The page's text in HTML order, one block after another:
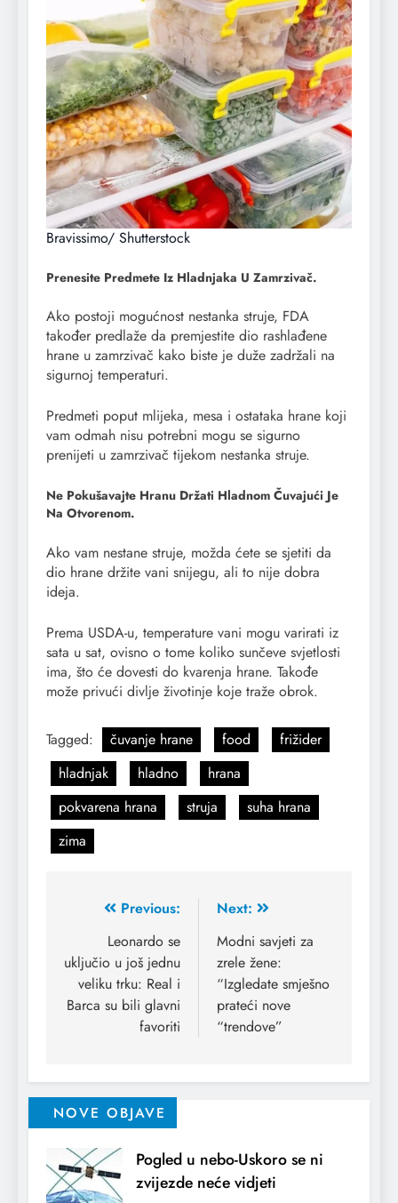
Bravissimo/ Shutterstock
Prenesite Predmete Iz Hladnjaka U Zamrzivač.
Ako postoji mogućnost nestanka struje, FDA
također predlaže da premjestite dio rashlađene
hrane u zamrzivač kako biste je duže zadržali na
sigurnoj temperaturi.
Predmeti poput mlijeka, mesa i ostataka hrane koji
vam odmah nisu potrebni mogu se sigurno
prenijeti u zamrzivač tijekom nestanka struje.
Ne Pokušavajte Hranu Držati Hladnom Čuvajući Je
Na Otvorenom.
Ako vam nestane struje, možda ćete se sjetiti da
dio hrane držite vani snijegu, ali to nije dobra
ideja.
Prema USDA-u, temperature vani mogu varirati iz
sata u sat, ovisno o tome koliko sunčeve svjetlosti
ima, što će dovesti do kvarenja hrane. Takođe
može privući divlje životinje koje traže obrok.
Tagged: čuvanje hrane food
frižider
hladnjak
hladno
hrana
pokvarena hrana
struja
suha hrana
zima
Previous:
Leonardo se
uključio u još jednu
veliku trku: Real i
Barca su bili glavni
favoriti
Next:
Modni savjeti za
zrele žene:
“Izgledate smješno
prateći nove
“trendove”
NOVE OBJAVE
Pogled u nebo-Uskoro se ni
zvijezde neće vidjeti